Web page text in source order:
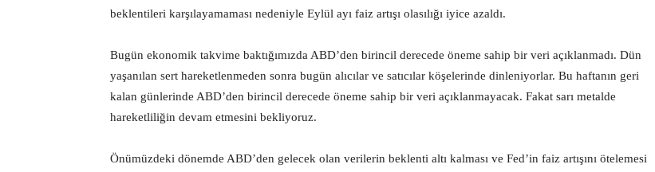
beklentileri karşılayamaması nedeniyle Eylül ayı faiz artışı olasılığı iyice azaldı.
Bugün ekonomik takvime baktığımızda ABD’den birincil derecede öneme sahip bir veri açıklanmadı. Dün
yaşanılan sert hareketlenmeden sonra bugün alıcılar ve satıcılar köşelerinde dinleniyorlar. Bu haftanın geri
kalan günlerinde ABD’den birincil derecede öneme sahip bir veri açıklanmayacak. Fakat sarı metalde
hareketliliğin devam etmesini bekliyoruz.
Önümüzdeki dönemde ABD’den gelecek olan verilerin beklenti altı kalması ve Fed’in faiz artışını ötelemesi